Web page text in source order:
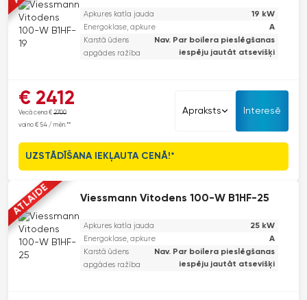
Apkures katla jauda 19 kW
Energoklase, apkure A
Karstā ūdens
apgādes ražība
Nav. Par boilera pieslēgšanas
iespēju jautāt atsevišķi
pateicoties skārienjūtīgajam ekrānam un viedajām funkcijām. Šis
modelis ir ideāls risinājums tiem, kas novērtē veiktspēju, ilgmūžību
un cenas un kvalitātes attiecību bez kompromisiem. Tā MatriX-Plus
deglis nodrošina tīru sadegšanu un precīzu modulāciju, kas garantē
augstus enerģijas ietaupījumus. Turklāt apkures katls ir gatavs
Jaunākajos Viessmann modeļos saglabājas izturīgie nerūsējošā
tērauda siltummaiņi, kas ir zīmola kvalitātes standarts un
apliecinājums ilgstošai uzticamībai.
€ 2412
Vecā cena € 2700
vai no € 54 / mēn.**
Apraksts Interesē
UZSTĀDĪŠANA IEKĻAUTA CENĀ!*
Viessmann Vitodens 100-W B1HF-25
Apkures katla jauda 25 kW
Energoklase, apkure A
Karstā ūdens
apgādes ražība
Nav. Par boilera pieslēgšanas
iespēju jautāt atsevišķi
ATLAIDE